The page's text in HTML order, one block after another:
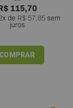
115,70
x de R$57,85sem
juros
COMPRAR
Este